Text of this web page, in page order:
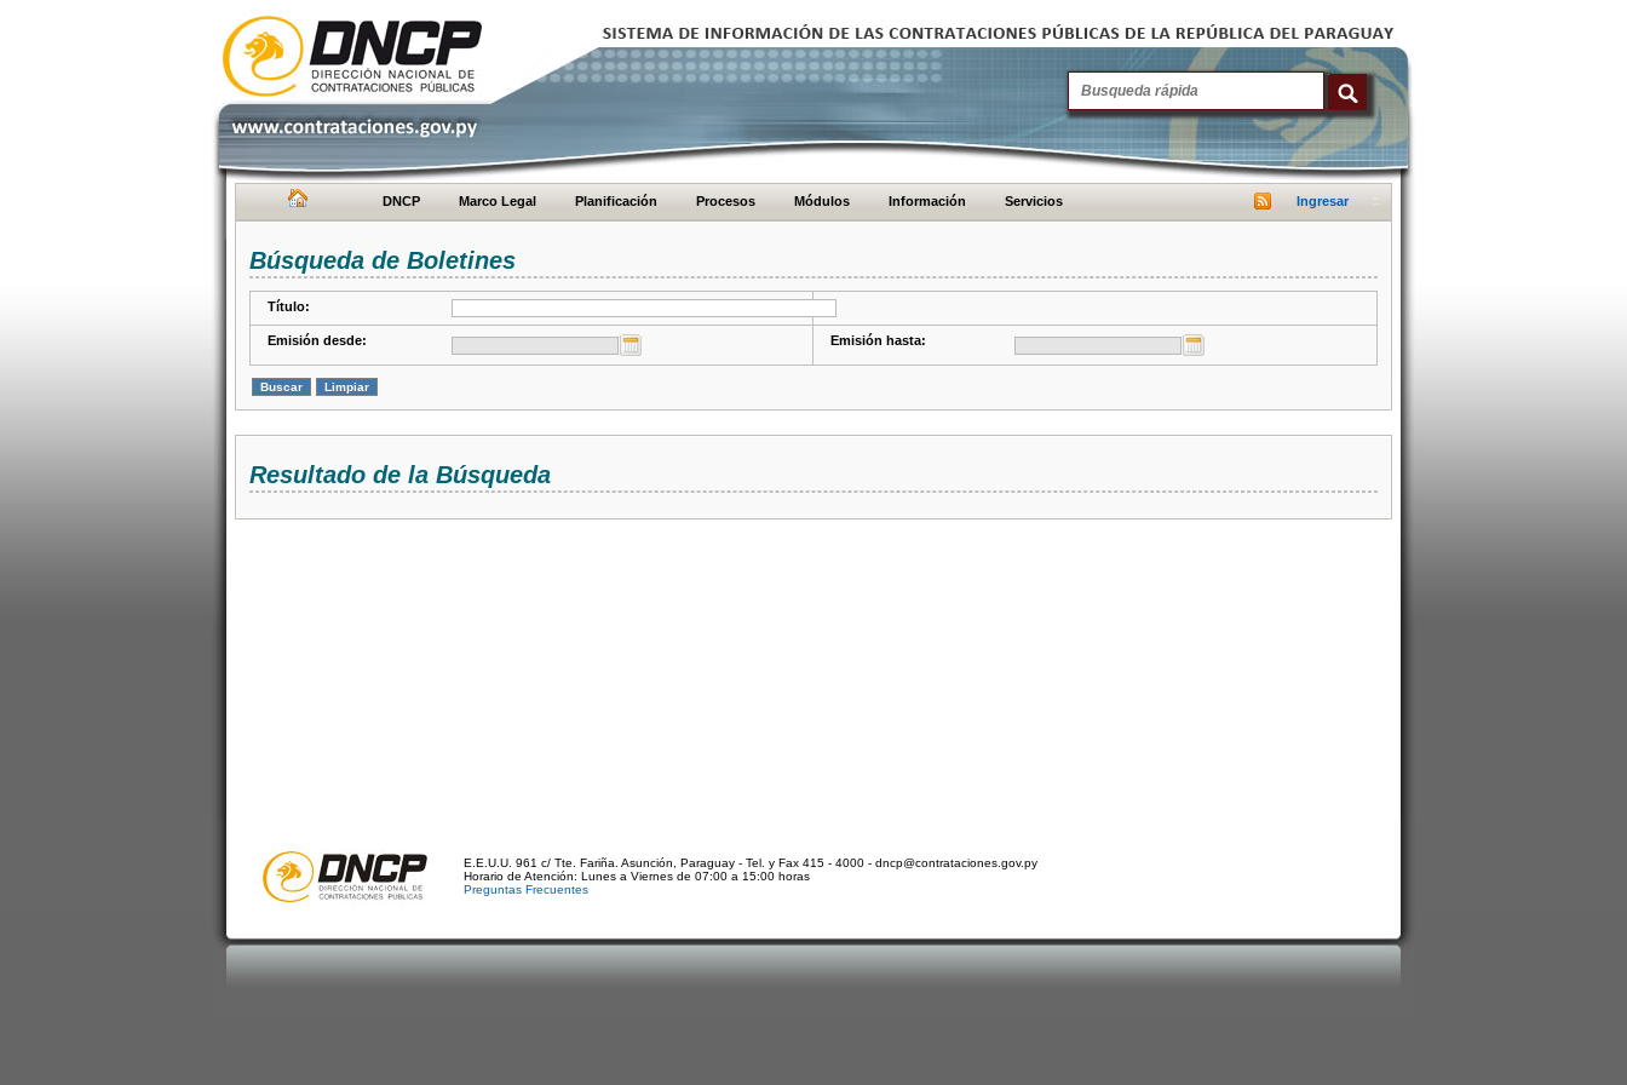
DNCP Marco Legal Planificación Procesos Módulos Información Servicios Ingresar
Búsqueda de Boletines
Título:
Emisión desde: Emisión hasta:
Resultado de la Búsqueda
E.E.U.U. 961 c/ Tte. Fariña. Asunción, Paraguay - Tel. y Fax 415 - 4000 - dncp@contrataciones.gov.py
Horario de Atención: Lunes a Viernes de 07:00 a 15:00 horas
Preguntas Frecuentes